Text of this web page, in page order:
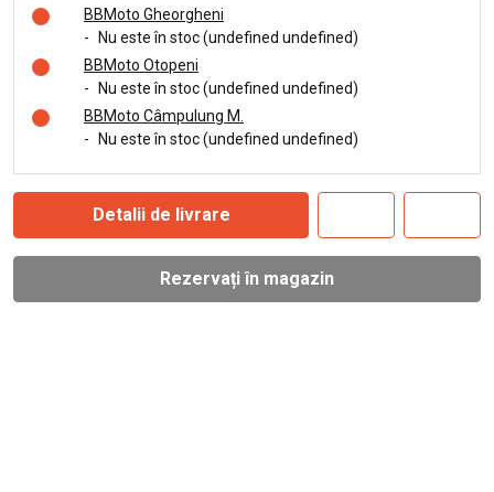
BBMoto Gheorgheni
-
Nu este în stoc (undefined undefined)
BBMoto Otopeni
-
Nu este în stoc (undefined undefined)
BBMoto Câmpulung M.
-
Nu este în stoc (undefined undefined)
Detalii de livrare
Rezervați în magazin